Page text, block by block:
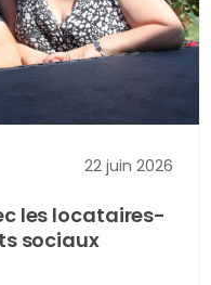
22 juin 2026
les locataires-
sociaux